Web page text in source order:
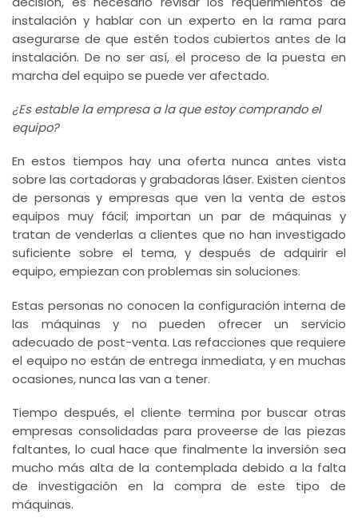
instalación y hablar con un experto en la rama para
asegurarse de que estén todos cubiertos antes de la
instalación. De no ser así, el proceso de la puesta en
marcha del equipo se puede ver afectado.
¿Es estable la empresa a la que estoy comprando el
equipo?
En estos tiempos hay una oferta nunca antes vista
sobre las cortadoras y grabadoras láser. Existen cientos
de personas y empresas que ven la venta de estos
equipos muy fácil; importan un par de máquinas y
tratan de venderlas a clientes que no han investigado
suficiente sobre el tema, y después de adquirir el
equipo, empiezan con problemas sin soluciones.
Estas personas no conocen la configuración interna de
las máquinas y no pueden ofrecer un servicio
adecuado de post-venta. Las refacciones que requiere
el equipo no están de entrega inmediata, y en muchas
ocasiones, nunca las van a tener.
Tiempo después, el cliente termina por buscar otras
empresas consolidadas para proveerse de las piezas
faltantes, lo cual hace que finalmente la inversión sea
mucho más alta de la contemplada debido a la falta
de investigación en la compra de este tipo de
máquinas.